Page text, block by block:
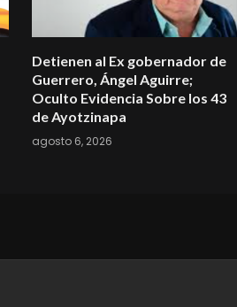
Detienen al Ex gobernador de
Guerrero, Ángel Aguirre;
Oculto Evidencia Sobre los 43
de Ayotzinapa
agosto 6, 2026